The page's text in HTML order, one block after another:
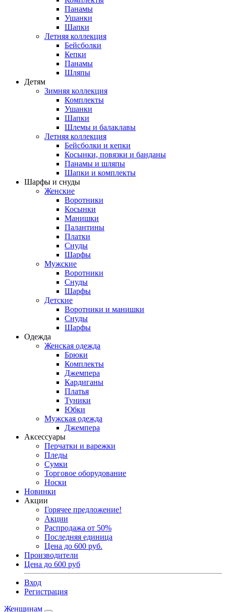
Панамы
Ушанки
Шапки
Летняя коллекция
Бейсболки
Кепки
Панамы
Шляпы
Детям
Зимняя коллекция
Комплекты
Ушанки
Шапки
Шлемы и балаклавы
Летняя коллекция
Бейсболки и кепки
Косынки, повязки и банданы
Панамы и шляпы
Шапки и комплекты
Шарфы и снуды
Женские
Воротники
Косынки
Манишки
Палантины
Платки
Снуды
Шарфы
Мужские
Воротники
Снуды
Шарфы
Детские
Воротники и манишки
Снуды
Шарфы
Одежда
Женская одежда
Брюки
Комплекты
Джемпера
Кардиганы
Платья
Туники
Юбки
Мужская одежда
Джемпера
Аксессуары
Перчатки и варежки
Пледы
Сумки
Торговое оборудование
Носки
Новинки
Акции
Горячее предложение!
Акции
Распродажа от 50%
Последняя единица
Цена до 600 руб.
Производители
Цена до 600 руб
Вход
Регистрация
Женщинам